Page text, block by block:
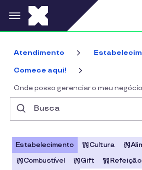
Pular para o conteúdo principal
Atendimento
Comece aqui!
Onde posso gerenciar o meu
Estabelecimento Cultura
Combustível
Gift
Refeição